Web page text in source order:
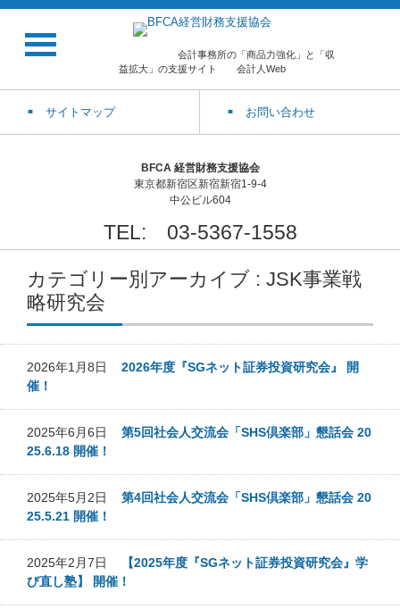
会計事務所の「商品力強化」と「収
益拡大」の支援サイト 会計人Web
サイトマップ お問い合わせ
BFCA 経営財務支援協会
東京都新宿区新宿新宿1-9-4
中公ビル604
TEL: 03-5367-1558
カテゴリー別アーカイブ : JSK事業戦
略研究会
2026年1月8日 2026年度『SGネット証券投資研究会』 開
催！
2025年6月6日 第5回社会人交流会「SHS倶楽部」懇話会 20
25.6.18 開催！
2025年5月2日 第4回社会人交流会「SHS倶楽部」懇話会 20
25.5.21 開催！
2025年2月7日
【2025年度『SGネット証券投資研究会』学
び直し塾】 開催！